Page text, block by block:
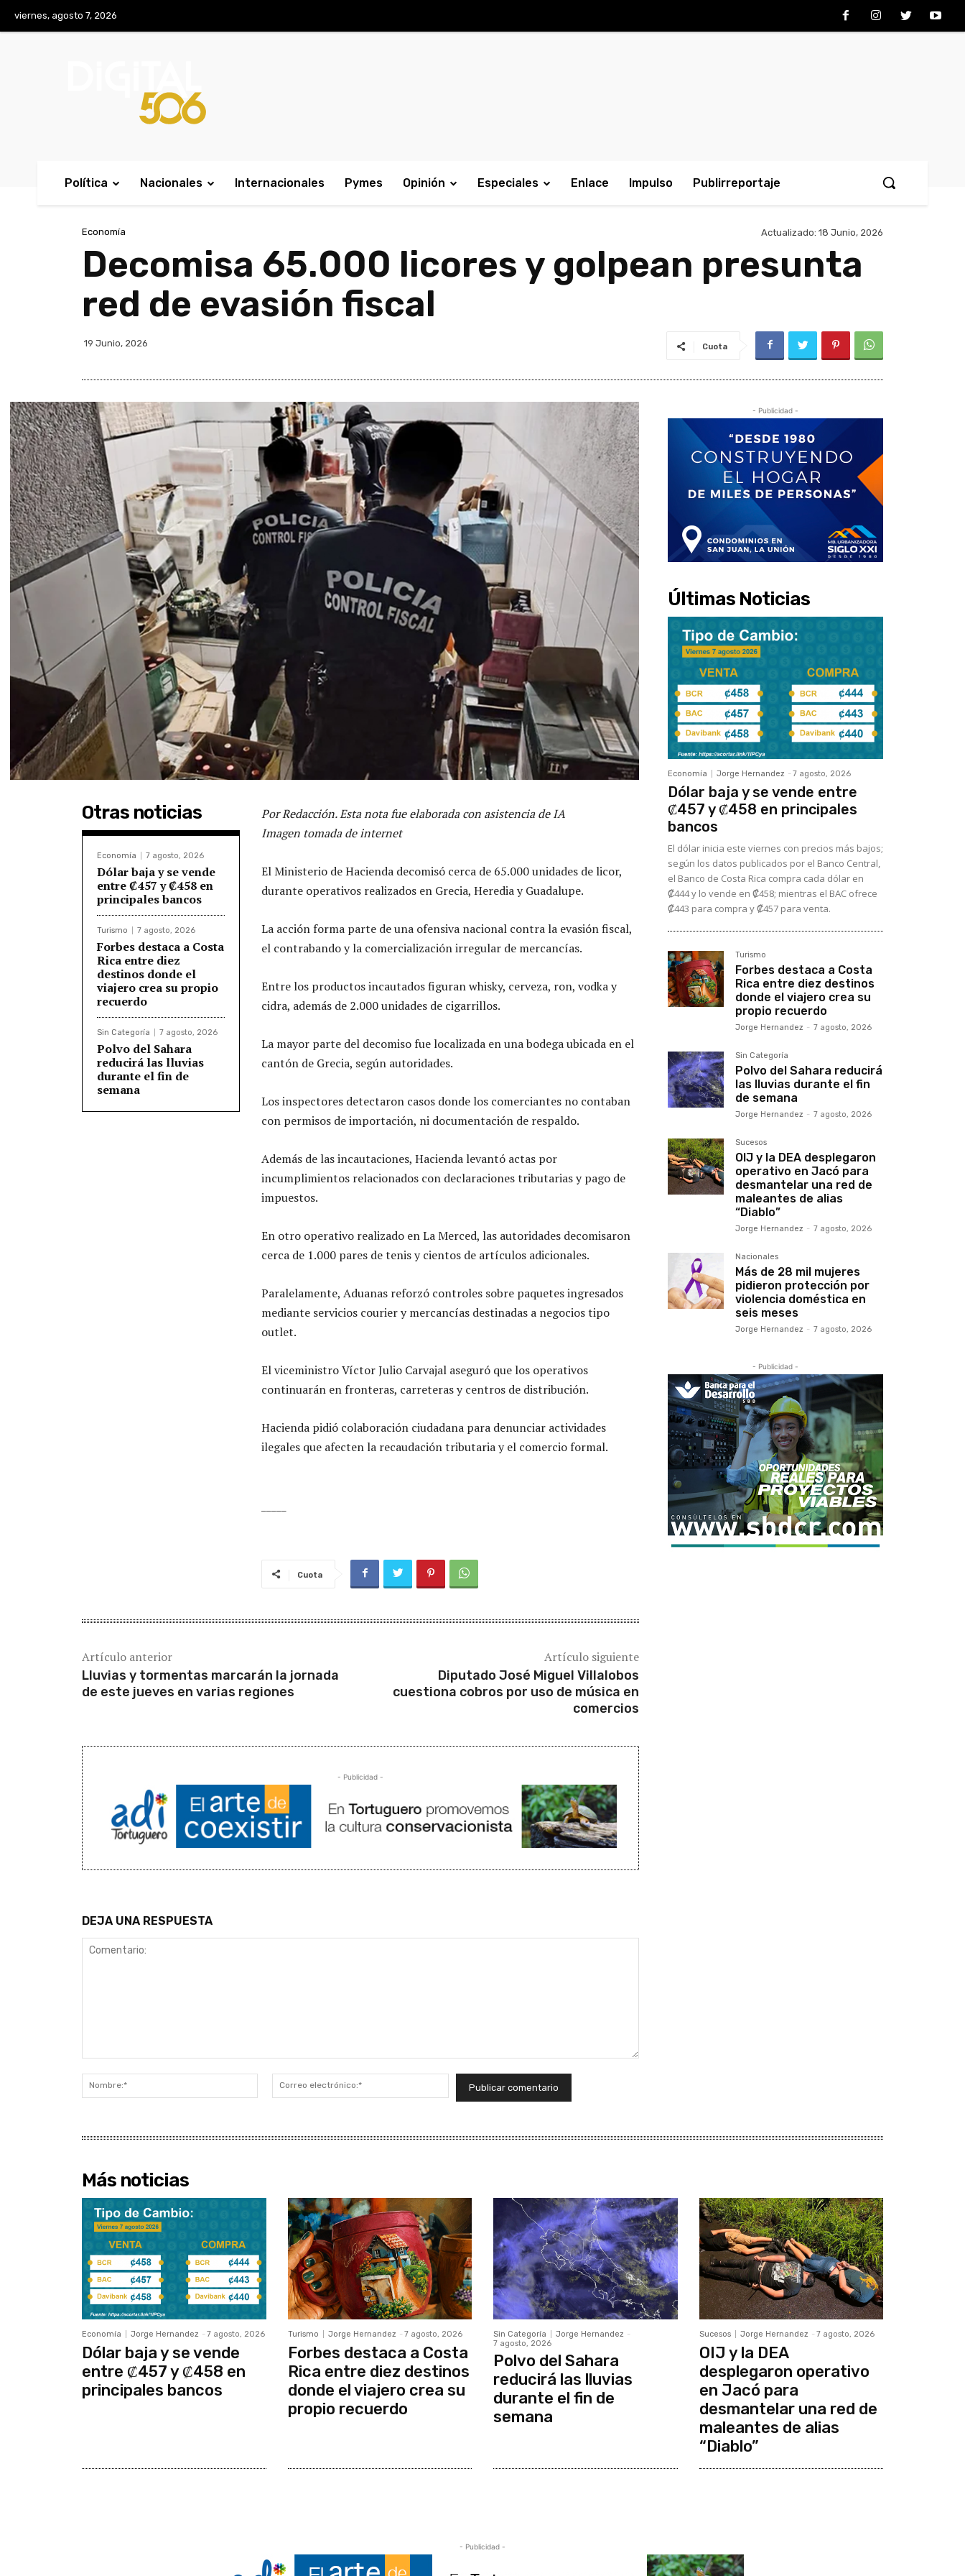
viernes, agosto 7, 2026
Política Nacionales Internacionales Pymes Opinión Especiales Enlace Impulso Publirreportaje
Economía Actualizado: 18 Junio, 2026
Decomisa 65.000 licores y golpean presunta
red de evasión fiscal
19 Junio, 2026 Cuota
Otras noticias
Economía 7 agosto, 2026
Dólar baja y se vende
entre ₡457 y ₡458 en
principales bancos
Turismo 7 agosto, 2026
Forbes destaca a Costa
Rica entre diez
destinos donde el
viajero crea su propio
recuerdo
Sin Categoría 7 agosto, 2026
Polvo del Sahara
reducirá las lluvias
durante el fin de
semana
Por Redacción. Esta nota fue elaborada con asistencia de IA
Imagen tomada de internet
El Ministerio de Hacienda decomisó cerca de 65.000 unidades de licor,
durante operativos realizados en Grecia, Heredia y Guadalupe.
La acción forma parte de una ofensiva nacional contra la evasión fiscal,
el contrabando y la comercialización irregular de mercancías.
Entre los productos incautados figuran whisky, cerveza, ron, vodka y
cidra, además de 2.000 unidades de cigarrillos.
La mayor parte del decomiso fue localizada en una bodega ubicada en el
cantón de Grecia, según autoridades.
Los inspectores detectaron casos donde los comerciantes no contaban
con permisos de importación, ni documentación de respaldo.
Además de las incautaciones, Hacienda levantó actas por
incumplimientos relacionados con declaraciones tributarias y pago de
impuestos.
En otro operativo realizado en La Merced, las autoridades decomisaron
cerca de 1.000 pares de tenis y cientos de artículos adicionales.
Paralelamente, Aduanas reforzó controles sobre paquetes ingresados
mediante servicios courier y mercancías destinadas a negocios tipo
outlet.
El viceministro Víctor Julio Carvajal aseguró que los operativos
continuarán en fronteras, carreteras y centros de distribución.
Hacienda pidió colaboración ciudadana para denunciar actividades
ilegales que afecten la recaudación tributaria y el comercio formal.
Cuota
Artículo anterior
Lluvias y tormentas marcarán la jornada
de este jueves en varias regiones
Artículo siguiente
Diputado José Miguel Villalobos
cuestiona cobros por uso de música en
comercios
- Publicidad -
DEJA UNA RESPUESTA
Nombre:*
electrónico:*
- Publicidad -
Últimas Noticias
Economía Jorge Hernandez - 7 agosto, 2026
Dólar baja y se vende entre
₡457 y ₡458 en principales
bancos
El dólar inicia este viernes con precios más bajos;
según los datos publicados por el Banco Central,
el Banco de Costa Rica compra cada dólar en
₡444 y lo vende en ₡458; mientras el BAC ofrece
₡443 para compra y ₡457 para venta.
Turismo
Forbes destaca a Costa
Rica entre diez destinos
donde el viajero crea su
propio recuerdo
Jorge Hernandez - 7 agosto, 2026
Sin Categoría
Polvo del Sahara reducirá
las lluvias durante el fin
de semana
Jorge Hernandez - 7 agosto, 2026
Sucesos
OIJ y la DEA desplegaron
operativo en Jacó para
desmantelar una red de
maleantes de alias
“Diablo”
Jorge Hernandez - 7 agosto, 2026
Nacionales
Más de 28 mil mujeres
pidieron protección por
violencia doméstica en
seis meses
Jorge Hernandez - 7 agosto, 2026
- Publicidad -
Más noticias
Economía Jorge Hernandez - 7 agosto, 2026
Dólar baja y se vende
entre ₡457 y ₡458 en
principales bancos
Turismo Jorge Hernandez - 7 agosto, 2026
Forbes destaca a Costa
Rica entre diez destinos
donde el viajero crea su
propio recuerdo
Sin Categoría Jorge Hernandez -
7 agosto, 2026
Polvo del Sahara
reducirá las lluvias
durante el fin de
semana
Sucesos Jorge Hernandez - 7 agosto, 2026
OIJ y la DEA
desplegaron operativo
en Jacó para
desmantelar una red de
maleantes de alias
“Diablo”
- Publicidad -